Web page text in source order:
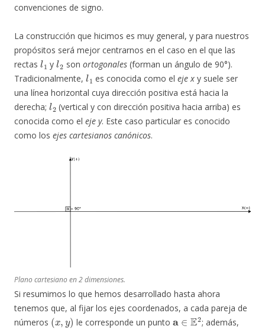
convenciones de signo.
La construcción que hicimos es muy general, y para nuestros
propósitos será mejor centrarnos en el caso en el que las
rectas
l1
y
l2
son ortogonales(forman un ángulo de 90°).
Tradicionalmente,
l1
es conocida como eleje x y suele ser
una línea horizontal cuya dirección positiva está hacia la
derecha;
l2
(vertical y con dirección positiva hacia arriba) es
conocida como el eje y. Este caso particular es conocido
como los ejes cartesianos canónicos.
Plano cartesiano en 2 dimensiones.
Si resumimos lo que hemos desarrollado hasta ahora
tenemos que, al fijar los ejes coordenados, a cada pareja de
números
(x,y
le corresponde un punto
a∈E2
; además,